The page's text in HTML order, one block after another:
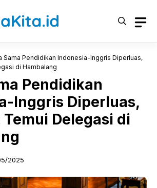
Sama Pendidikan Indonesia-Inggris Diperluas,
di Hambalang
Pendidikan
Inggris Diperluas,
Delegasi di
2025